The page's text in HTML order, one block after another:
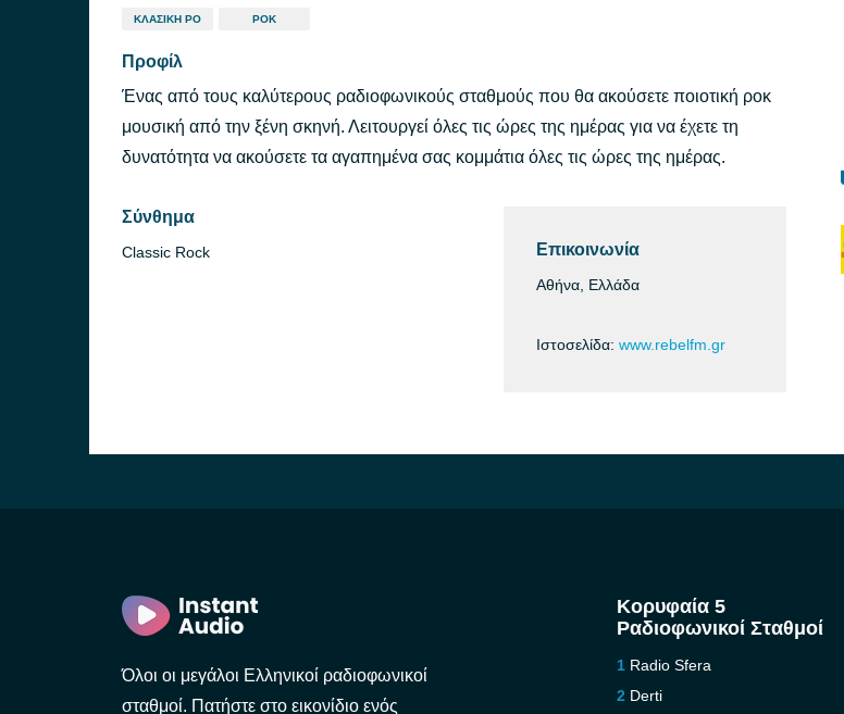
Holiday
Any Way You Want It
Riders on the Storm
The Doors
πριν από 44 λεπτά
Refugee
Tom Petty and the Heartbreakers
πριν από 51 λεπτά
ΚΛΑΣΙΚΉ ΡΟ ΡΟΚ
Προφίλ
Ένας από τους καλύτερους ραδιοφωνικούς σταθμούς που θα ακούσετε ποιοτική ροκ
μουσική από την ξένη σκηνή. Λειτουργεί όλες τις ώρες της ημέρας για να έχετε τη
δυνατότητα να ακούσετε τα αγαπημένα σας κομμάτια όλες τις ώρες της ημέρας.
Σύνθημα
Classic Rock Επικοινωνία
Αθήνα, Ελλάδα
Ιστοσελίδα: www.rebelfm.gr
Όλοι οι μεγάλοι Ελληνικοί ραδιοφωνικοί
σταθμοί. Πατήστε στο εικονίδιο ενός
Κορυφαία 5
Ραδιοφωνικοί Σταθμοί
Radio Sfera
Derti